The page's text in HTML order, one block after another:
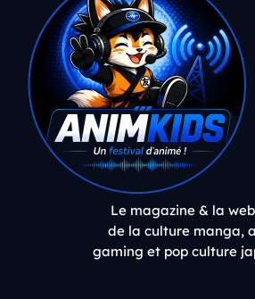
Le magazine & la
de la culture manga,
gaming et pop culture